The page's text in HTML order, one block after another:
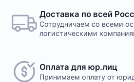
Доставка по всей
Сотрудничаем со всеми
логистическими
Оплата для юр.лиц
Принимаем оплату от